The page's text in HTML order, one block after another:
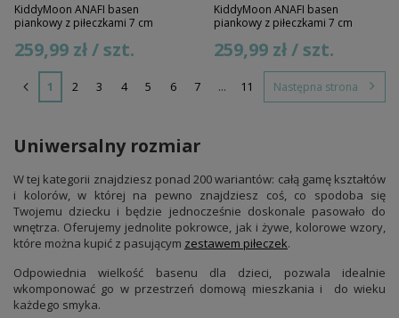
KiddyMoon ANAFI basen
piankowy z piłeczkami 7 cm
259,99 zł / szt.
KiddyMoon ANAFI basen
piankowy z piłeczkami 7 cm
259,99 zł / szt.
1 2 3 4 5 6 7 ... 11 Następna strona
Uniwersalny rozmiar
W tej kategorii znajdziesz ponad 200 wariantów: całą gamę kształtów
i kolorów, w której na pewno znajdziesz coś, co spodoba się
Twojemu dziecku i będzie jednocześnie doskonale pasowało do
wnętrza. Oferujemy jednolite pokrowce, jak i żywe, kolorowe wzory,
które można kupić z pasującym zestawem piłeczek.
Odpowiednia wielkość basenu dla dzieci, pozwala idealnie
wkomponować go w przestrzeń domową mieszkania i do wieku
każdego smyka.